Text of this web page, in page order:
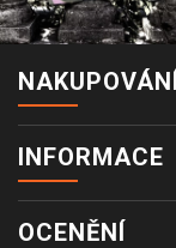
NAKUPOVÁNÍ
INFORMACE
OCENĚNÍ